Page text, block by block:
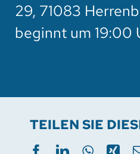
29, 71083
beginnt um 19:00
TEILEN SIE